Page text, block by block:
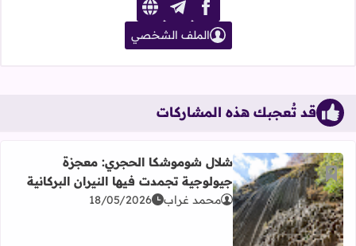
facebook
telegram
website
الملف الشخصي
قد تُعجبك هذه المشاركات
أضف إلى العلامات المرجعية
اقرأ المزيد عن شلال شوموشكا الحجري: معجزة جيولوجية
شلال شوموشكا الحجري: معجزة
جيولوجية تجمدت فيها النيران البركانية
محمد غراب 18/05/2026